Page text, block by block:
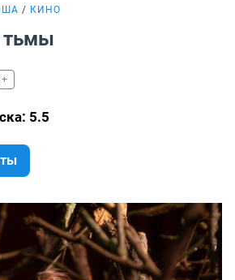
КИНО
тьмы
5.5